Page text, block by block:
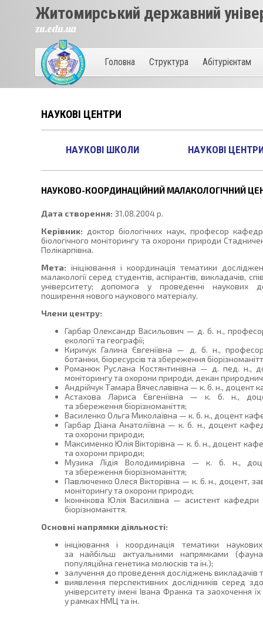
Житомирський державний
zu.edu.ua
Головна Структура Абітурієнтам
НАУКОВІ ЦЕНТРИ
НАУКОВІ ШКОЛИ НАУКОВІ
НАУКОВО-КООРДИНАЦІЙНИЙ МАЛАКОЛОГІЧНИЙ
Дата створення: 31.08.2004 р.
Керівник: доктор біологічних наук, професор
біологічного моніторингу та охорони природи
Полікарпівна.
Мета: ініціювання і координація тематики
малакології серед студентів, аспірантів, викладачів,
університету; допомога у проведенні наукових
поширення нового наукового матеріалу.
Члени центру:
Гарбар Олександр Васильович — д. б. н.,
екології та географії;
Киричук Галина Євгеніївна — д. б. н.,
ботаніки, біоресурсів та збереження
Романюк Руслана Костянтинівна — д. пед. н.,
моніторингу та охорони природи, декан
Андрійчук Тамара Вячеславівна — к. б. н., доцент
Астахова Лариса Євгеніївна — к. б. н.,
та збереження біорізноманіття;
Василенко Ольга Миколаївна — к. б. н., доцент
Гарбар Діана Анатоліївна — к. б. н., доцент
та охорони природи;
Максименко Юлія Вікторівна — к. б. н., доцент
та охорони природи;
Музика Лідія Володимирівна — к. б. н.,
та збереження біорізноманіття;
Павлюченко Олеся Вікторівна — к. б. н., доцент,
моніторингу та охорони природи;
Іконнікова Юлія Василівна — асистент кафедри
біорізноманіття.
Основні напрямки діяльності:
ініціювання і координація тематики
за найбільш актуальними напрямками (фауна,
популяційна генетика молюсків та ін.);
залучення до проведення досліджень викладачів
виявлення перспективних дослідників серед
університету імені Івана Франка та заохочення
у рамках НМЦ та ін.